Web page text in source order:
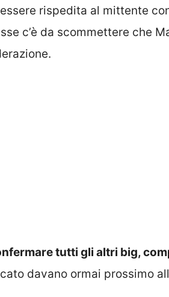
rispedita al mittente
c’è da scommettere che
tutti gli altri big,
davano ormai prossimo